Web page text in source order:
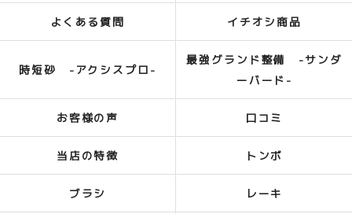
よくある質問 イチオシ商品
時短砂 -アクシスプロ-
最強グランド整備 -サンダ
ーバード-
お客様の声 口コミ
当店の特徴 トンボ
ブラシ レーキ